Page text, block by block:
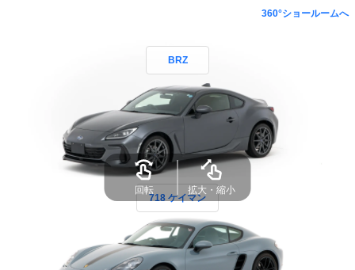
360°ショールームへ
BRZ
718 ケイマン
回転 拡大・縮小